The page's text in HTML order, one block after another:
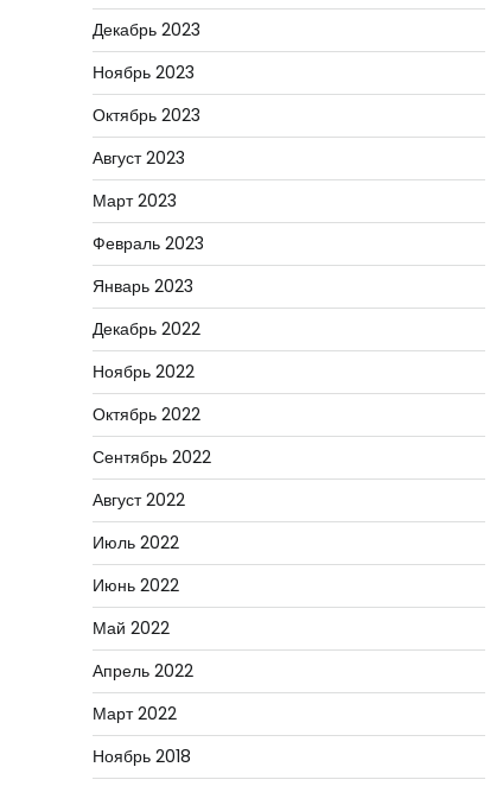
Декабрь 2023
Ноябрь 2023
Октябрь 2023
Август 2023
Март 2023
Февраль 2023
Январь 2023
Декабрь 2022
Ноябрь 2022
Октябрь 2022
Сентябрь 2022
Август 2022
Июль 2022
Июнь 2022
Май 2022
Апрель 2022
Март 2022
Ноябрь 2018